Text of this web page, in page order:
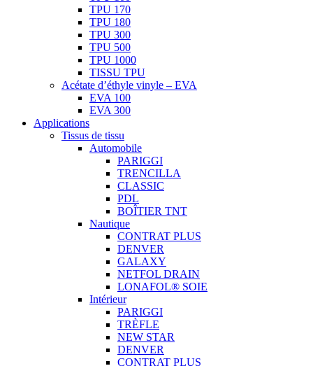
TPU 170
TPU 180
TPU 300
TPU 500
TPU 1000
TISSU TPU
Acétate d’éthyle vinyle – EVA
EVA 100
EVA 300
Applications
Tissus de tissu
Automobile
PARIGGI
TRENCILLA
CLASSIC
PDL
BOÎTIER TNT
Nautique
CONTRAT PLUS
DENVER
GALAXY
NETFOL DRAIN
LONAFOL® SOIE
Intérieur
PARIGGI
TRÈFLE
NEW STAR
DENVER
CONTRAT PLUS